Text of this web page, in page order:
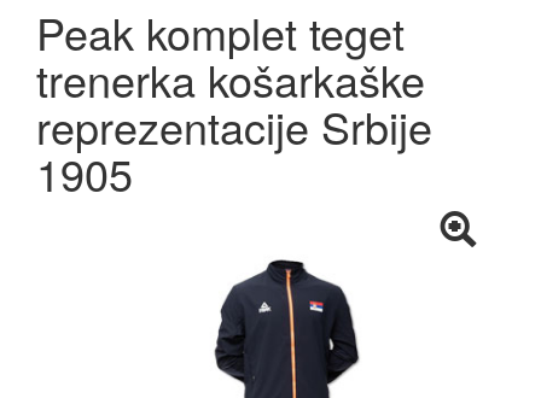
Peak komplet teget
trenerka košarkaške
reprezentacije Srbije
1905